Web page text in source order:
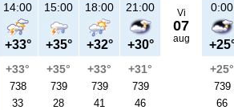
14:00
+33°
+33°
738
33
15:00
+35°
+35°
739
28
18:00
+32°
+33°
739
41
21:00
+30°
+31°
739
46
Vi
07
aug
0:00
+25°
739
66